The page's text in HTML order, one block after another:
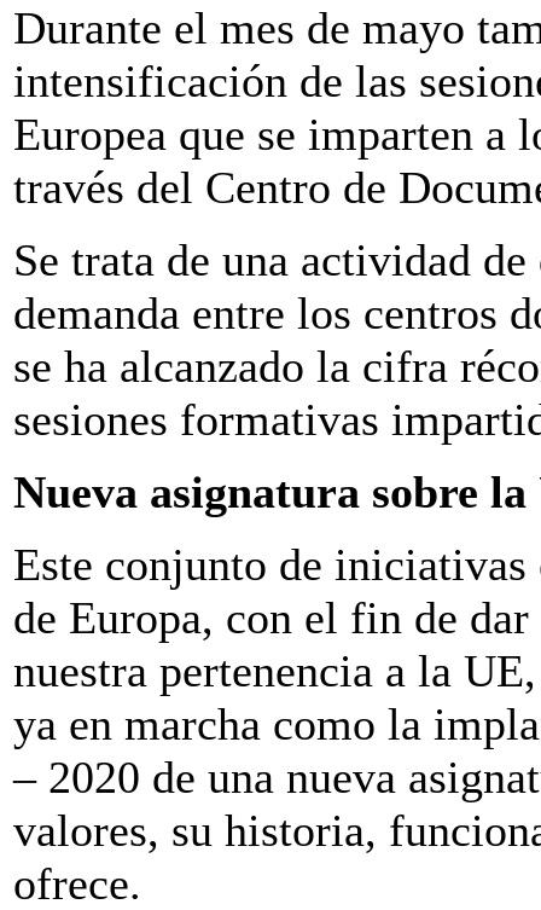
Durante el mes de mayo
intensificación de las
Europea que se imparten a
través del Centro de
Se trata de una actividad
demanda entre los centros
se ha alcanzado la cifra
sesiones formativas
Nueva asignatura sobre
Este conjunto de
de Europa, con el fin de
nuestra pertenencia a la
ya en marcha como la
– 2020 de una nueva
valores, su historia,
ofrece.